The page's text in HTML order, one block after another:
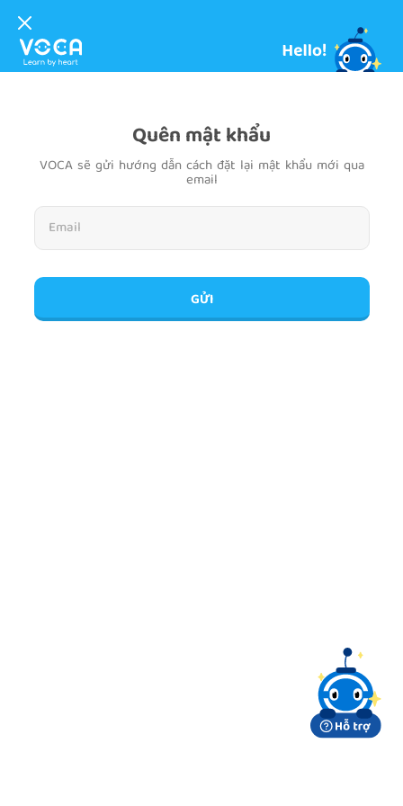
Quên mật khẩu
VOCA sẽ gửi hướng dẫn cách đặt lại mật khẩu mới qua
email
GỬI